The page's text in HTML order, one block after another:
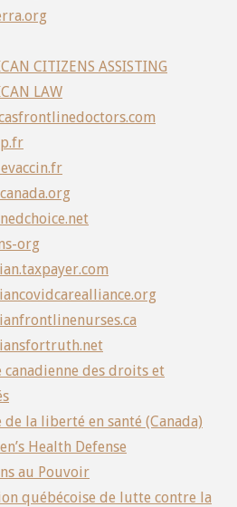
CITIZENS ASSISTING
LAW
org
canadienne des droits et
de la liberté en santé (Canada)
Health Defense
au Pouvoir
québécoise de lutte contre la